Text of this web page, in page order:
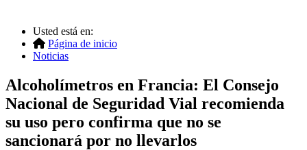
Usted está en:
Página de inicio
Noticias
Alcoholímetros en Francia: El Consejo
Nacional de Seguridad Vial recomienda
su uso pero confirma que no se
sancionará por no llevarlos